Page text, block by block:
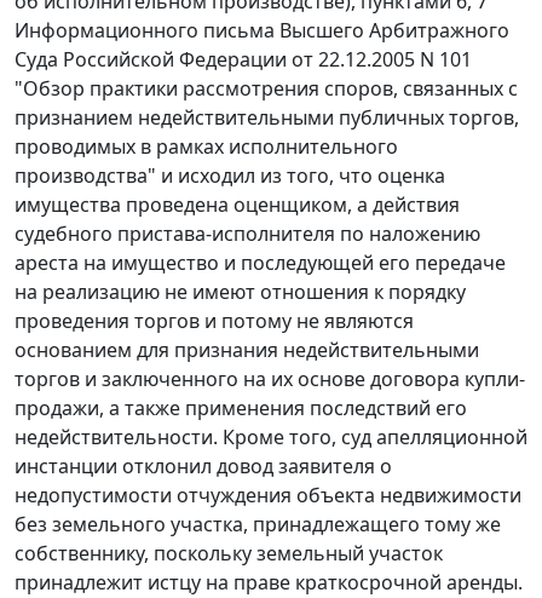
Информационного письма Высшего Арбитражного
Суда Российской Федерации от 22.12.2005 N 101
"Обзор практики рассмотрения споров, связанных с
признанием недействительными публичных торгов,
проводимых в рамках исполнительного
производства" и исходил из того, что оценка
имущества проведена оценщиком, а действия
судебного пристава-исполнителя по наложению
ареста на имущество и последующей его передаче
на реализацию не имеют отношения к порядку
проведения торгов и потому не являются
основанием для признания недействительными
торгов и заключенного на их основе договора купли-
продажи, а также применения последствий его
недействительности. Кроме того, суд апелляционной
инстанции отклонил довод заявителя о
недопустимости отчуждения объекта недвижимости
без земельного участка, принадлежащего тому же
собственнику, поскольку земельный участок
принадлежит истцу на праве краткосрочной аренды.